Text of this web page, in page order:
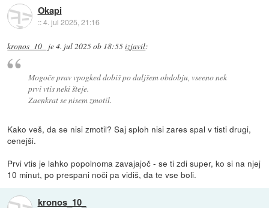
Okapi
::4. jul 2025, 21:16
kronos_10_ je4. jul 2025 ob 18:55izjavil:
Mogoče prav vpogked dobiš po daljšem obdobju, vseeno nek
prvi vtis neki šteje.
Zaenkrat se nisem zmotil.
Kako veš, da se nisi zmotil? Saj sploh nisi zares spal v tisti drugi,
cenejši.
Prvi vtis je lahko popolnoma zavajajoč - se ti zdi super, ko si na njej
10 minut, po prespani noči pa vidiš, da te vse boli.
kronos_10_